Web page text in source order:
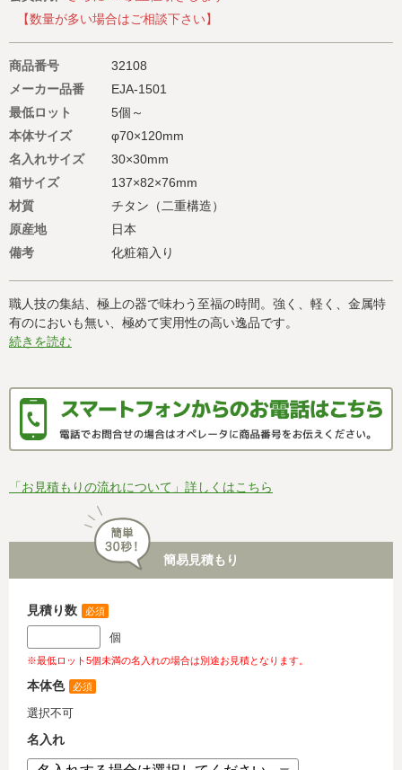
【数量が多い場合はご相談下さい】
商品番号
32108
メーカー品番
EJA-1501
最低ロット
5個～
本体サイズ
φ70×120mm
名入れサイズ
30×30mm
箱サイズ
137×82×76mm
材質
チタン（二重構造）
原産地
日本
備考
化粧箱入り
職人技の集結、極上の器で味わう至福の時間。強く、軽く、金属特
有のにおいも無い、極めて実用性の高い逸品です。
続きを読む
「お見積もりの流れについて」詳しくはこちら
簡易見積もり
見積り数 必須
個
※最低ロット5個未満の名入れの場合は別途お見積となります。
本体色 必須
選択不可
名入れ